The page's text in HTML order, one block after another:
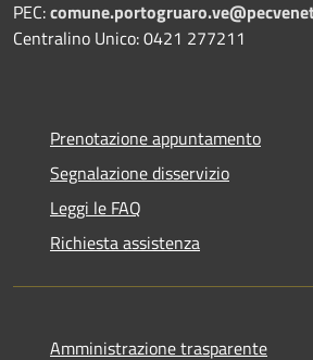
PEC:
Centralino Unico: 0421 277211
Prenotazione appuntamento
Segnalazione disservizio
Leggi le FAQ
Richiesta assistenza
Amministrazione trasparente